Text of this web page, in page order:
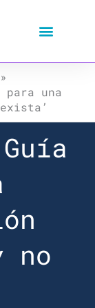
»
una
no